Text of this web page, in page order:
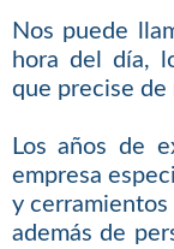
Nos puede
hora del día,
que precise de
Los años de
empresa
y cerramientos
además de